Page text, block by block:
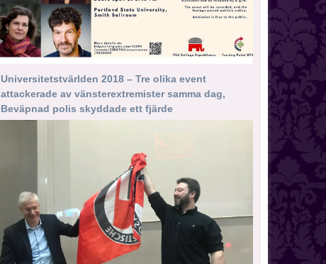
Universitetstvärlden 2018 – Tre olika event
attackerade av vänsterextremister samma dag,
Beväpnad polis skyddade ett fjärde